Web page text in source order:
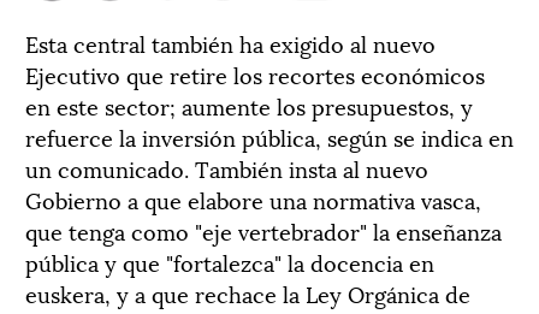
Esta central también ha exigido al nuevo
Ejecutivo que retire los recortes económicos
en este sector; aumente los presupuestos, y
refuerce la inversión pública, según se indica en
un comunicado. También insta al nuevo
Gobierno a que elabore una normativa vasca,
que tenga como "eje vertebrador" la enseñanza
pública y que "fortalezca" la docencia en
euskera, y a que rechace la Ley Orgánica de